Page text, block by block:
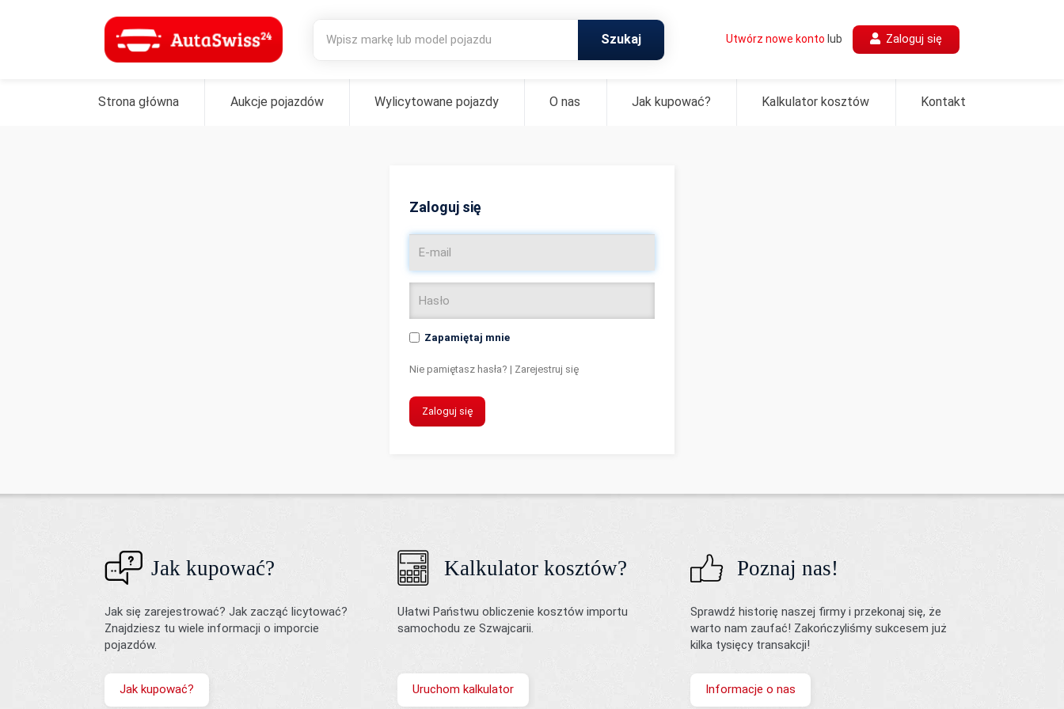
Szukaj Utwórz nowe konto lub Zaloguj się
Strona główna Aukcje pojazdów Wylicytowane pojazdy O nas Jak kupować? Kalkulator kosztów Kontakt
Zaloguj się
Zapamiętaj mnie
Nie pamiętasz hasła? | Zarejestruj się
Zaloguj się
Jak kupować?
Jak się zarejestrować? Jak zacząć licytować?
Znajdziesz tu wiele informacji o imporcie
pojazdów.
Jak kupować?
Kalkulator kosztów?
Ułatwi Państwu obliczenie kosztów importu
samochodu ze Szwajcarii.
Uruchom kalkulator
Poznaj nas!
Sprawdź historię naszej firmy i przekonaj się, że
warto nam zaufać! Zakończyliśmy sukcesem już
kilka tysięcy transakcji!
Informacje o nas